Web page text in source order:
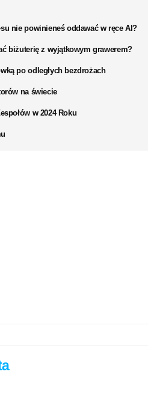
nie powinieneś oddawać w ręce AI?
biżuterię z wyjątkowym grawerem?
po odległych bezdrożach
na świecie
w 2024 Roku